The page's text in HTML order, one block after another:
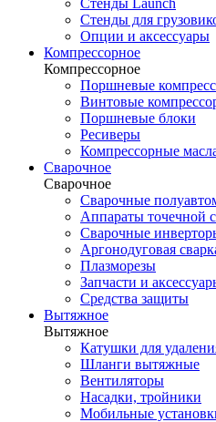
Стенды Launch
Стенды для
Опции и аксессуары
Компрессорное
Компрессорное
Поршневые
Винтовые
Поршневые блоки
Ресиверы
Компрессорные
Сварочное
Сварочное
Сварочные
Аппараты точечной
Сварочные
Аргонодуговая
Плазморезы
Запчасти и
Средства защиты
Вытяжное
Вытяжное
Катушки для
Шланги вытяжные
Вентиляторы
Насадки, тройники
Мобильные